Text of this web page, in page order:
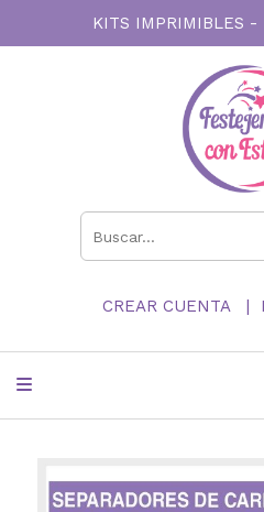
KITS IMPRIMIBLES -
CREAR CUENTA